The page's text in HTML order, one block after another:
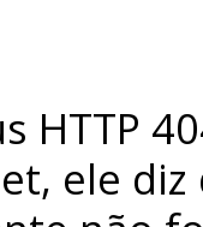
HTTP
ele diz